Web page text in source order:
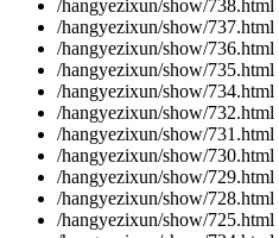
/hangyezixun/show/738.html
/hangyezixun/show/737.html
/hangyezixun/show/736.html
/hangyezixun/show/735.html
/hangyezixun/show/734.html
/hangyezixun/show/732.html
/hangyezixun/show/731.html
/hangyezixun/show/730.html
/hangyezixun/show/729.html
/hangyezixun/show/728.html
/hangyezixun/show/725.html